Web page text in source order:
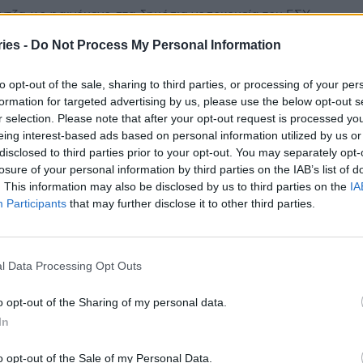
- Do Not Process My Personal Information
opt-out of the sale, sharing to third parties, or processing of your
for targeted advertising by us, please use the below opt-out
selection. Please note that after your opt-out request is processed
interest-based ads based on personal information utilized by us
to third parties prior to your opt-out. You may separately
of your personal information by third parties on the IAB’s list of
This information may also be disclosed by us to third parties on the
Participants that may further disclose it to other third parties.
Data Processing Opt Outs
opt-out of the Sharing of my personal data.
opt-out of the Sale of my Personal Data.
ως φαινόμενο στα δημόσια νοσοκομεία του ΕΣΥ
Γεωργιάδης μιλώντας στον τηλεοπτικό...
για ράντζα στο Αττικόν: Γίνονται
επέκτασης, έρχονται από όλη την
- 1 Οκτωβρίου 2024
των ράντζων στο Αττικόν Νοσοκομείο εξήγησε
Υγείας Άδωνις Γεωργιάδης. Σε συνέντευξή του
στο Action 24, απαντώντας σε ερώτηση για την...
στις καταγγελίες της ΟΕΝΓΕ και τα δημοσιεύματα